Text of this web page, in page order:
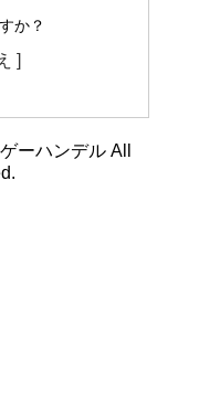
か？
]
ーハンデル All